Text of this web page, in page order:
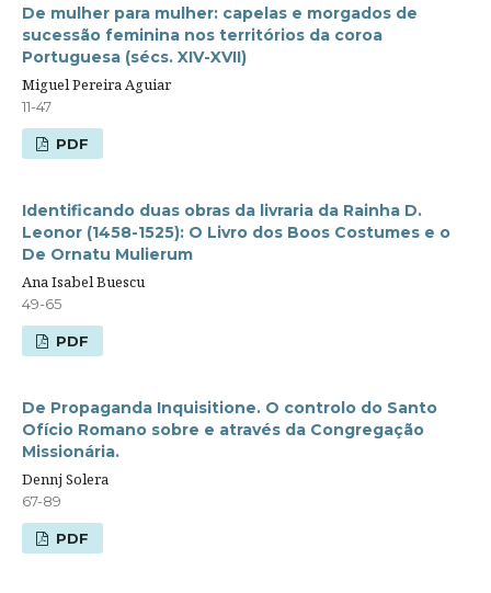
De mulher para mulher: capelas e morgados de
sucessão feminina nos territórios da coroa
Portuguesa (sécs. XIV-XVII)
Miguel Pereira Aguiar
11-47
PDF
Identificando duas obras da livraria da Rainha D.
Leonor (1458-1525): O Livro dos Boos Costumes e o
De Ornatu Mulierum
Ana Isabel Buescu
49-65
PDF
De Propaganda Inquisitione. O controlo do Santo
Ofício Romano sobre e através da Congregação
Missionária.
Dennj Solera
67-89
PDF